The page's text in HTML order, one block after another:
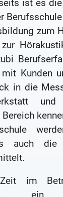
ist es
zum
Kunden
in die
und
auch die
im
ein